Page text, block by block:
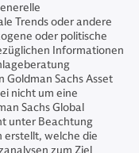
Trends oder andere
oder politische
Informationen
Sachs Asset
nicht um eine
Sachs Global
unter Beachtung
erstellt, welche die
zum Ziel